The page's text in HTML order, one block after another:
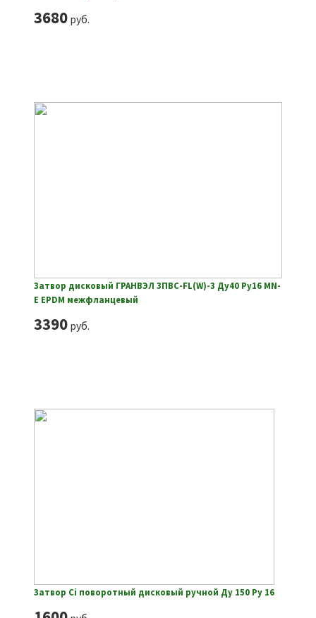
3680руб.
Затвор дисковый ГРАНВЭЛ ЗПВС-FL(W)-3 Ду40 Ру16 MN-
E EPDM межфланцевый
3390руб.
Затвор Ci поворотный дисковый ручной Ду 150 Ру 16